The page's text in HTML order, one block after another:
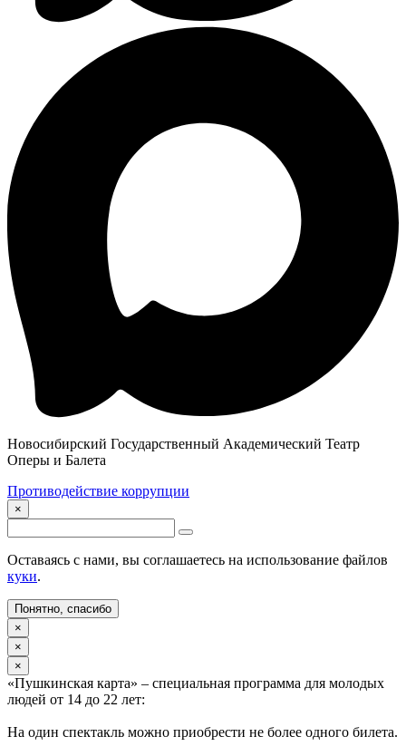
Новосибирский Государственный Академический Театр
Оперы и Балета
Противодействие коррупции
×
Оставаясь с нами, вы соглашаетесь на использование файлов
куки.
Понятно, спасибо
×
×
×
«Пушкинская карта» – специальная программа для молодых
людей от 14 до 22 лет:
На один спектакль можно приобрести не более одного билета.